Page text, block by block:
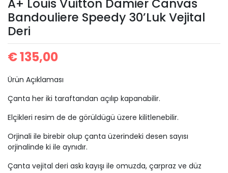
Canvas Bandouliere
Speedy 30’Luk Vejital
Deri
A+ Louis Vuitton Damier Canvas
Bandouliere Speedy 30’Luk Vejital
Deri
€135,00
Ürün Açıklaması
Çanta her iki taraftandan açılıp kapanabilir.
Elçikleri resim de de görüldügü üzere kilitlenebilir.
Orjinali ile birebir olup çanta üzerindeki desen sayısı
orjinalinde ki ile aynıdır.
Çanta vejital deri askı kayışı ile omuzda, çarpraz ve düz